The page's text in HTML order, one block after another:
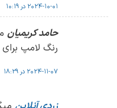
2024-10-01 در 10:19
حامد کریمیان
رنگ لامپ برای
2024-11-07 در 18:29